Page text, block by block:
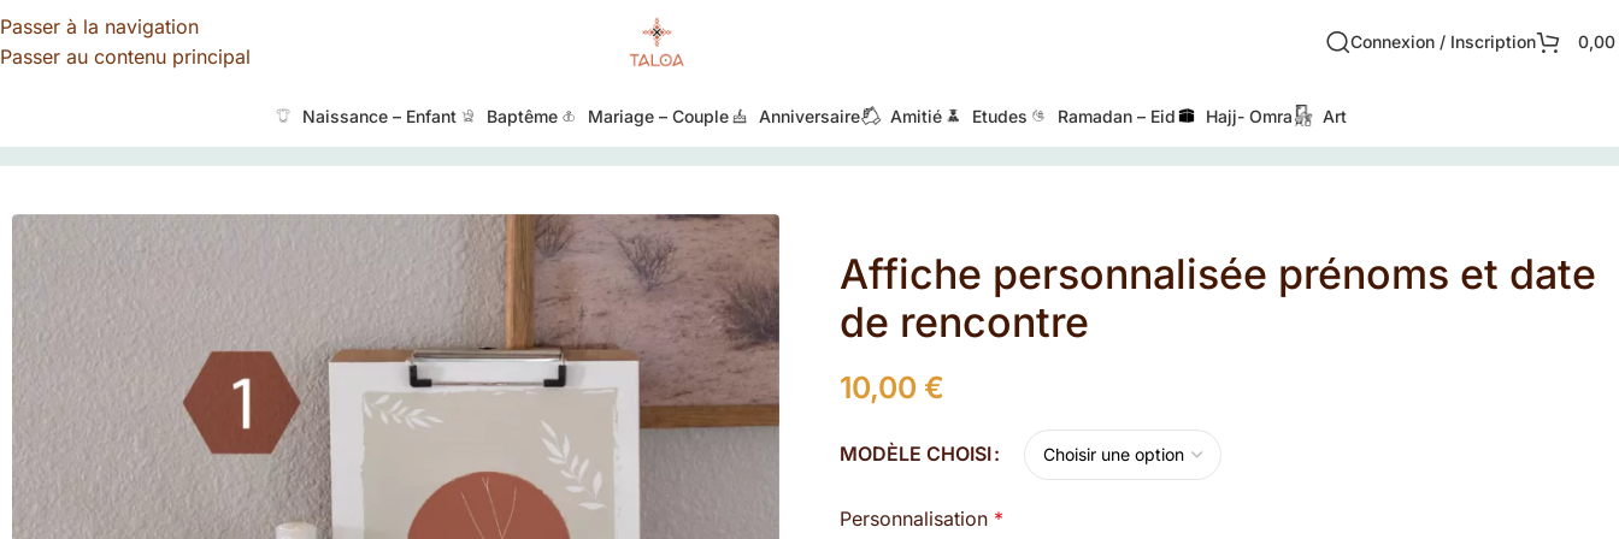
Passer à la navigation
Passer au contenu principal
Connexion / Inscription 0,00
Naissance – Enfant Baptême Mariage – Couple Anniversaire Amitié Etudes Ramadan – Eid Hajj- Omra Art
Affiche personnalisée prénoms et date de rencontre
Affiche personnalisée prénoms et date
de rencontre
10,00 €
MODÈLE CHOISI
Personnalisation *